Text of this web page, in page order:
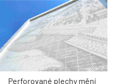
Perforované plechy mění